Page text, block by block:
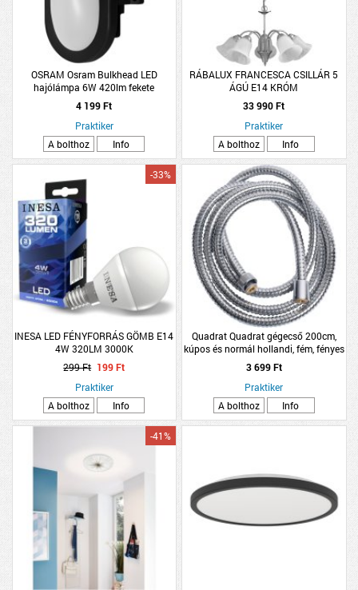
OSRAM Osram Bulkhead LED
hajólámpa 6W 420lm fekete
4 199 Ft
Praktiker
A bolthoz
Info
RÁBALUX FRANCESCA CSILLÁR 5
ÁGÚ E14 KRÓM
33 990 Ft
Praktiker
A bolthoz
Info
INESA LED FÉNYFORRÁS GÖMB E14
4W 320LM 3000K
-33%
299 Ft 199 Ft
Praktiker
A bolthoz
Info
Quadrat Quadrat gégecső 200cm,
kúpos és normál hollandi, fém, fényes
3 699 Ft
Praktiker
A bolthoz
Info
-41%